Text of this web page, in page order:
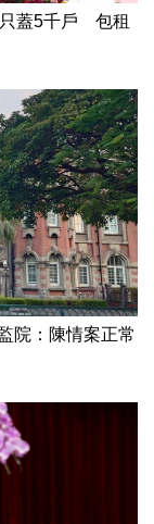
只蓋5千戶 包租
院：陳情案正常